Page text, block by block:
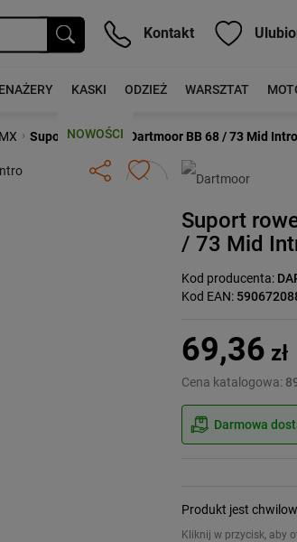
Kontakt
KASKI ODZIEŻ WARSZTAT
NOWOŚCI
› Suport rowerowy Dartmoor BB 68 / 73 Mid Intro
Następny
Suport
/ 73 Mid
Kod producenta:
Kod EAN:
69,36 zł
Cena katalogowa:
Darmowa
Produkt jest
Kliknij w przycisk, aby